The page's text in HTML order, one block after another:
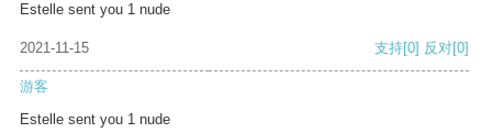
Estelle sent you 1 nude
2021-11-15 支持[0] 反对[0]
游客
Estelle sent you 1 nude